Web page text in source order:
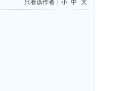
只看该作者 小 中 大